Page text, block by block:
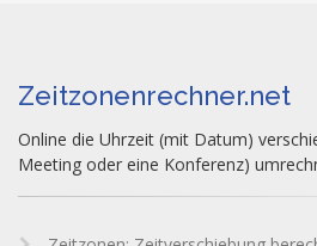
Zeitzonenrechner.net
Online die Uhrzeit (mit Datum)
Meeting oder eine Konferenz)